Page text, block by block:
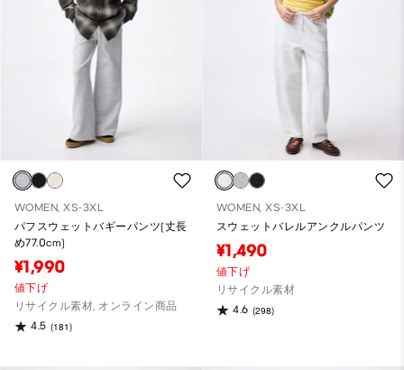
WOMEN, XS-3XL
パフスウェットバギーパンツ(丈長
め77.0cm)
¥1,990
値下げ
リサイクル素材, オンライン商品
4.5 (181)
WOMEN, XS-3XL
スウェットバレルアンクルパンツ
¥1,490
値下げ
リサイクル素材
4.6 (298)